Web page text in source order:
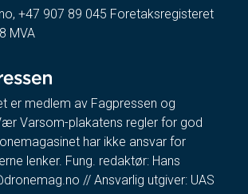
, +47 907 89 045 Foretaksregisteret
MVA
er medlem av Fagpressen og
Varsom-plakatens regler for god
har ikke ansvar for
lenker. Fung. redaktør: Hans
// Ansvarlig utgiver: UAS